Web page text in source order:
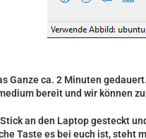
Ganze ca. 2 Minuten
bereit und wir können
an den Laptop gesteckt
Taste es bei euch ist, steht